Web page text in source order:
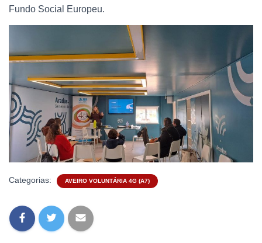
Fundo Social Europeu.
Categorias: AVEIRO VOLUNTÁRIA 4G (A7)